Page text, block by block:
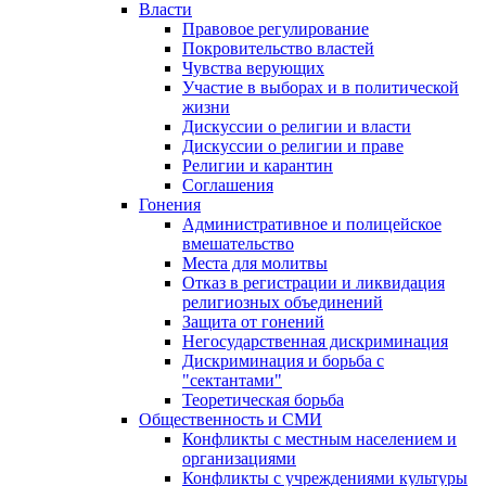
Власти
Правовое регулирование
Покровительство властей
Чувства верующих
Участие в выборах и в политической
жизни
Дискуссии о религии и власти
Дискуссии о религии и праве
Религии и карантин
Соглашения
Гонения
Административное и полицейское
вмешательство
Места для молитвы
Отказ в регистрации и ликвидация
религиозных объединений
Защита от гонений
Негосударственная дискриминация
Дискриминация и борьба с
"сектантами"
Теоретическая борьба
Общественность и СМИ
Конфликты с местным населением и
организациями
Конфликты с учреждениями культуры